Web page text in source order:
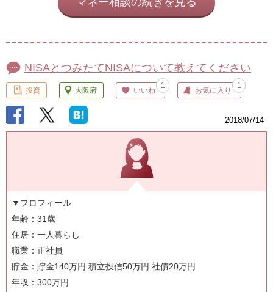
NISAとつみたてNISAについて教えてください
投資 大阪府 いいね
1
お気に入り
1
2018/07/14
▼プロフィール
年齢：31歳
住居：一人暮らし
職業：正社員
貯金：貯金140万円 積立投信50万円 社債20万円
年収：300万円